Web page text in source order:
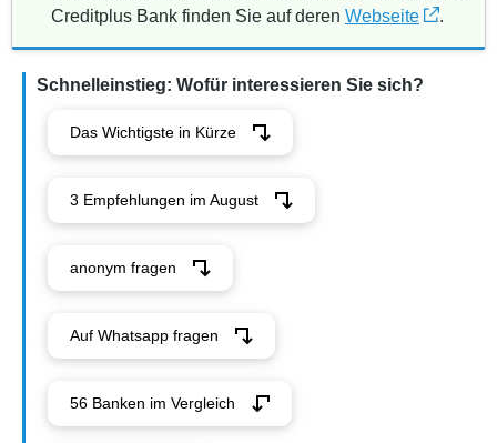
Creditplus Bank finden Sie auf deren Webseite .
Schnelleinstieg: Wofür interessieren Sie sich?
Das Wichtigste in Kürze
3 Empfehlungen im August
anonym fragen
Auf Whatsapp fragen
56 Banken im Vergleich